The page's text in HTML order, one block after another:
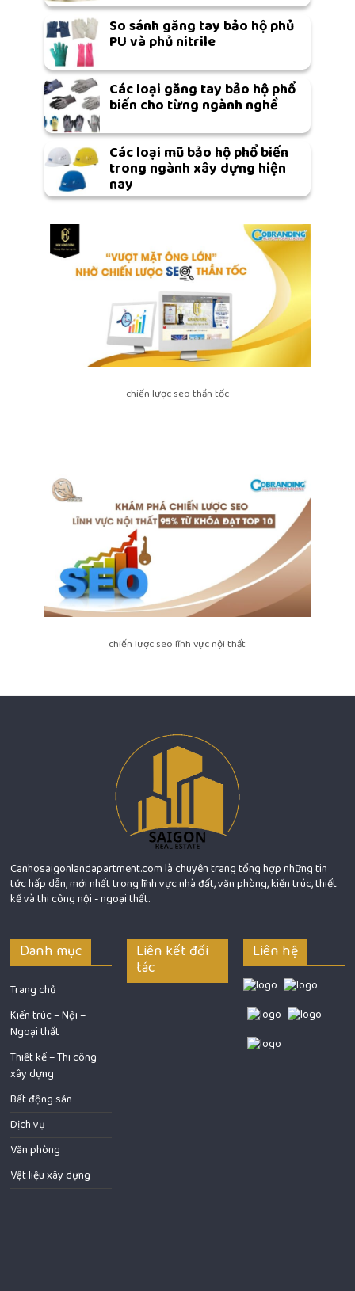
So sánh găng tay bảo hộ phủ
PU và phủ nitrile
Các loại găng tay bảo hộ phổ
biến cho từng ngành nghề
Các loại mũ bảo hộ phổ biến
trong ngành xây dựng hiện
nay
chiến lược seo thần tốc
chiến lược seo lĩnh vực nội thất
Canhosaigonlandapartment.com là chuyên trang tổng hợp những tin
tức hấp dẫn, mới nhất trong lĩnh vực nhà đất, văn phòng, kiến trúc, thiết
kế và thi công nội - ngoại thất.
Danh mục
Trang chủ
Kiến trúc – Nội –
Ngoại thất
Thiết kế – Thi công
xây dựng
Bất động sản
Dịch vụ
Văn phòng
Vật liệu xây dựng
Liên kết đối
tác
Liên hệ